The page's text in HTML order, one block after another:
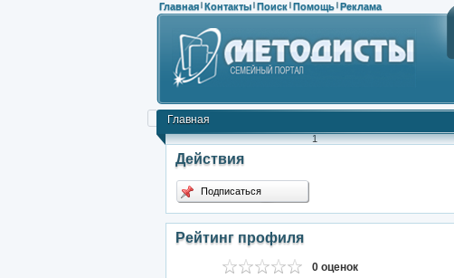
Главная | Контакты | Поиск | Помощь | Реклама
Главная
1
Действия
Подписаться
Рейтинг профиля
0 оценок